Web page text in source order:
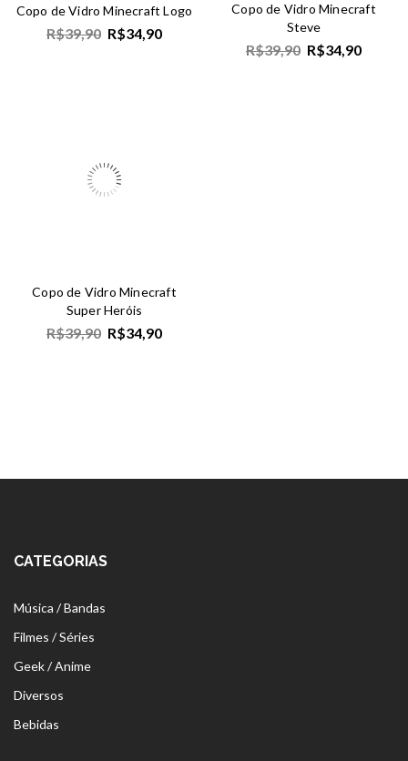
Copo de Vidro Minecraft Logo
R$39,90 R$34,90
Copo de Vidro Minecraft
Steve
R$39,90 R$34,90
Copo de Vidro Minecraft
Super Heróis
R$39,90 R$34,90
CATEGORIAS
Música / Bandas
Filmes / Séries
Geek / Anime
Diversos
Bebidas